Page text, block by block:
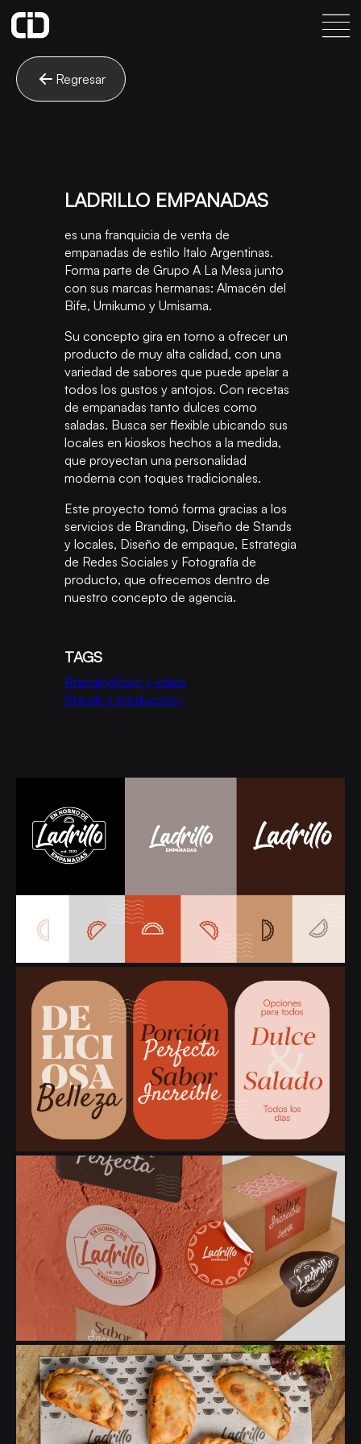
Regresar
LADRILLO EMPANADAS
es una franquicia de venta de
empanadas de estilo Italo Argentinas.
Forma parte de Grupo A La Mesa junto
con sus marcas hermanas: Almacén del
Bife, Umikumo y Umisama.
Su concepto gira en torno a ofrecer un
producto de muy alta calidad, con una
variedad de sabores que puede apelar a
todos los gustos y antojos. Con recetas
de empanadas tanto dulces como
saladas. Busca ser flexible ubicando sus
locales en kioskos hechos a la medida,
que proyectan una personalidad
moderna con toques tradicionales.
Este proyecto tomó forma gracias a los
servicios de Branding, Diseño de Stands
y locales, Diseño de empaque, Estrategia
de Redes Sociales y Fotografía de
producto, que ofrecemos dentro de
nuestro concepto de agencia.
TAGS
BrandingFoto y video
Stands y produccion